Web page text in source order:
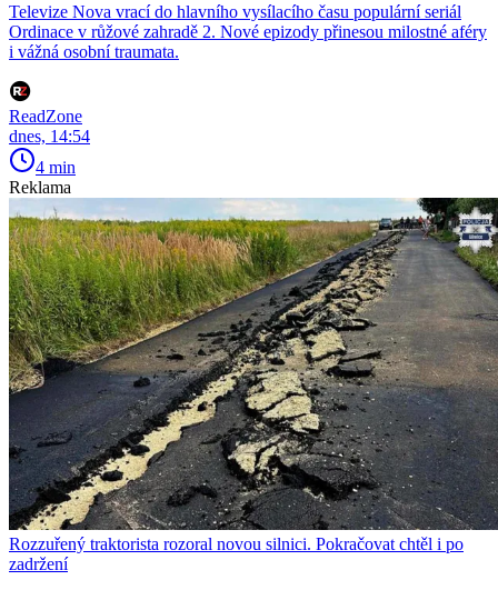
Televize Nova vrací do hlavního vysílacího času populární seriál
Ordinace v růžové zahradě 2. Nové epizody přinesou milostné aféry
i vážná osobní traumata.
ReadZone
dnes, 14:54
4 min
Reklama
Rozzuřený traktorista rozoral novou silnici. Pokračovat chtěl i po
zadržení